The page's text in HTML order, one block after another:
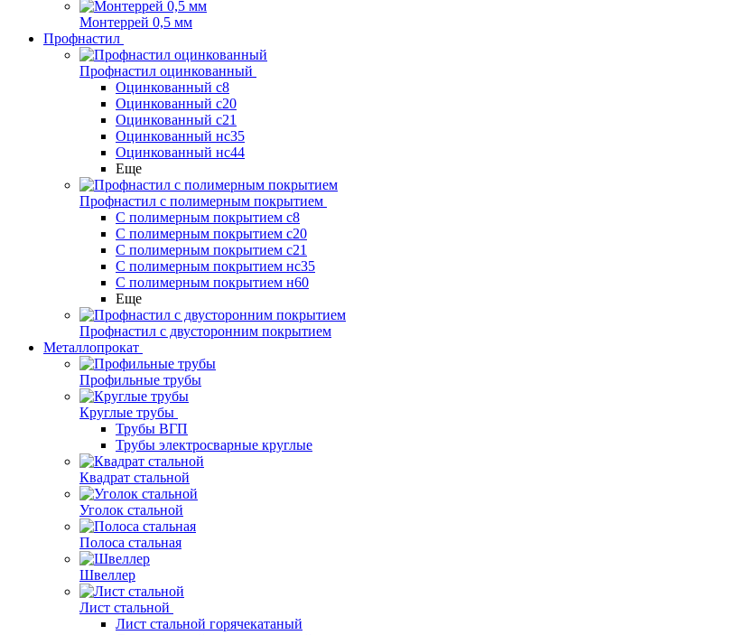
Монтеррей 0,5 мм
Профнастил
Профнастил оцинкованный
Оцинкованный с8
Оцинкованный с20
Оцинкованный с21
Оцинкованный нс35
Оцинкованный нс44
Еще
Профнастил с полимерным покрытием
С полимерным покрытием с8
С полимерным покрытием с20
С полимерным покрытием с21
С полимерным покрытием нс35
С полимерным покрытием н60
Еще
Профнастил с двусторонним покрытием
Металлопрокат
Профильные трубы
Круглые трубы
Трубы ВГП
Трубы электросварные круглые
Квадрат стальной
Уголок стальной
Полоса стальная
Швеллер
Лист стальной
Лист стальной горячекатаный